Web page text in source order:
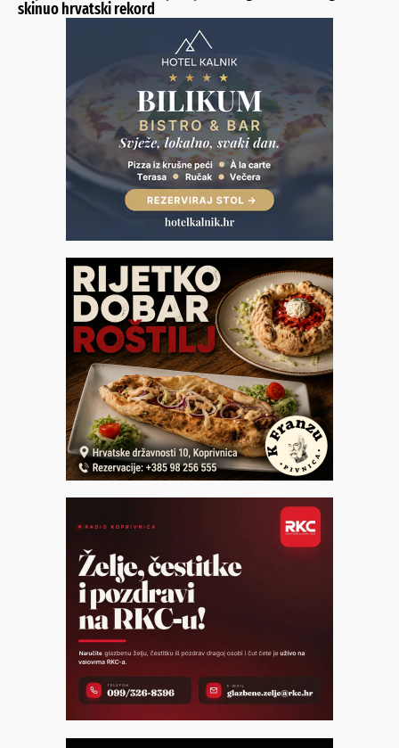
skinuo hrvatski rekord